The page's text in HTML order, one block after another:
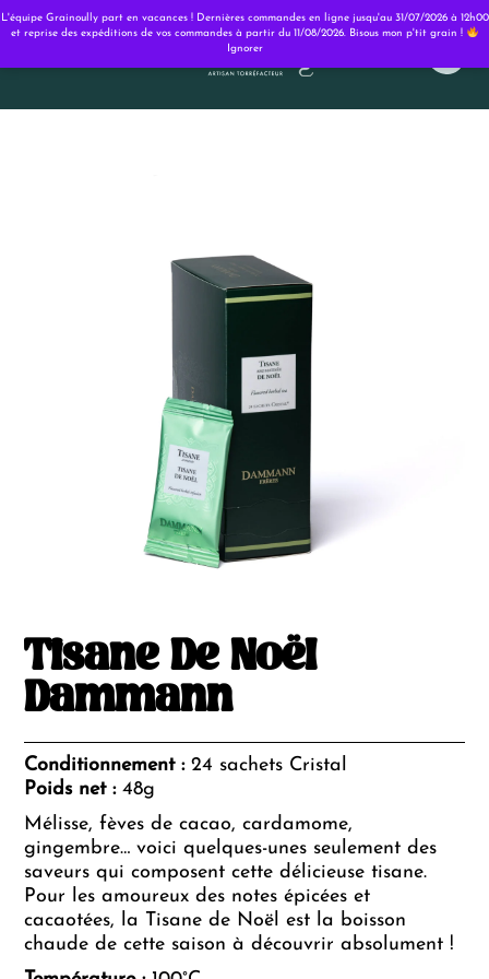
Tisane De Noël
Dammann
Conditionnement :24 sachets Cristal
Poids net :48g
Mélisse, fèves de cacao, cardamome,
gingembre… voici quelques-unes seulement des
saveurs qui composent cette délicieuse tisane.
Pour les amoureux des notes épicées et
cacaotées, la Tisane de Noël est la boisson
chaude de cette saison à découvrir absolument !
L'équipe Grainoully part en vacances ! Dernières commandes en ligne jusqu'au 31/07/2026 à 12h00
et reprise des expéditions de vos commandes à partir du 11/08/2026. Bisous mon p'tit grain !
Ignorer